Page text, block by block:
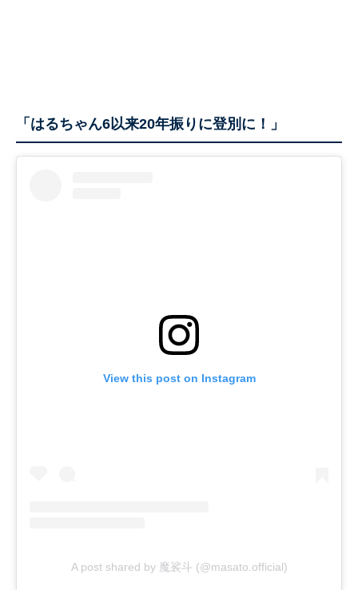
「はるちゃん6以来20年振りに登別に！」
View this post on Instagram
A post shared by 魔裟斗 (@masato.official)